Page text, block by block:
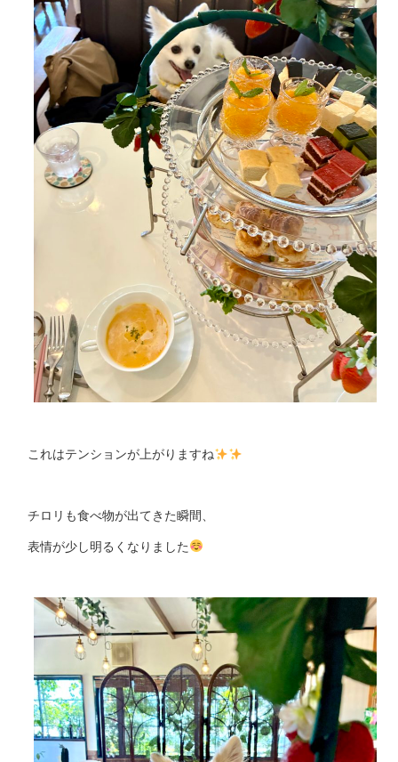
これはテンションが上がりますね
チロリも食べ物が出てきた瞬間、
表情が少し明るくなりました